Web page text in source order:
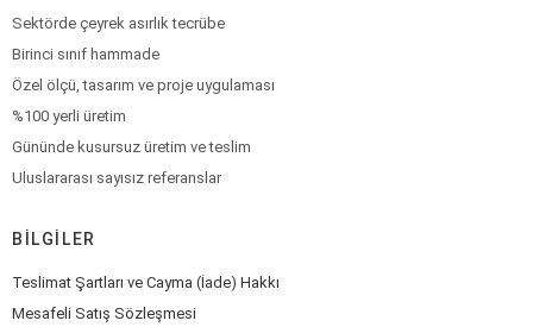
Sektörde çeyrek asırlık tecrübe
Birinci sınıf hammade
Özel ölçü, tasarım ve proje uygulaması
%100 yerli üretim
Gününde kusursuz üretim ve teslim
Uluslararası sayısız referanslar
BILGILER
Teslimat Şartları ve Cayma (İade) Hakkı
Mesafeli Satış Sözleşmesi